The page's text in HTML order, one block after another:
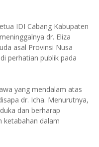
IDI Cabang Kabupaten
dr. Eliza
asal Provinsi Nusa
perhatian publik pada
yang mendalam atas
dr. Icha. Menurutnya,
dan berharap
ketabahan dalam